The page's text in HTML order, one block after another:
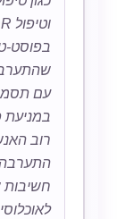
בפוסט-
עם
במניעת
רוב
חשיבות